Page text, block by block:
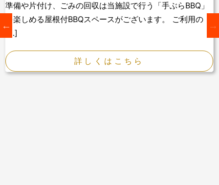
準備や片付け、ごみの回収は当施設で行う「手ぶらBBQ」
を楽しめる屋根付BBQスペースがございます。 ご利用の
[…]
詳しくはこちら